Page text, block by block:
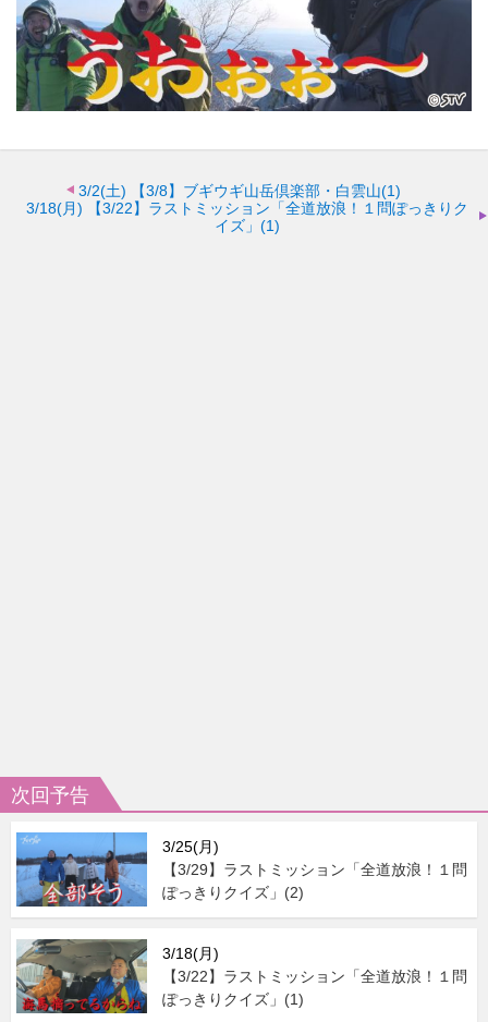
3/2(土)
【3/8】ブギウギ山岳倶楽部・白雲山(1)
3/18(月)
【3/22】ラストミッション「全道放浪！１問ぽっきりク
イズ」(1)
次回予告
3/25(月)
【3/29】ラストミッション「全道放浪！１問
ぽっきりクイズ」(2)
3/18(月)
【3/22】ラストミッション「全道放浪！１問
ぽっきりクイズ」(1)